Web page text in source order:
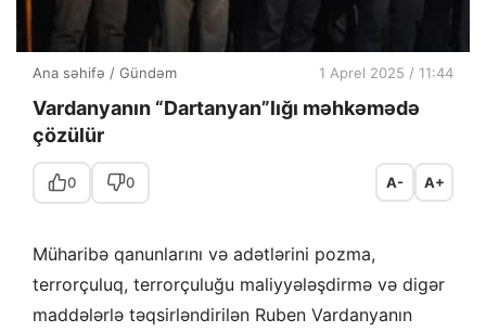
Ana səhifə / Gündəm 1 Aprel 2025 / 11:44
Vardanyanın “Dartanyan”lığı məhkəmədə
çözülür
0 0 A- A+
Müharibə qanunlarını və adətlərini pozma,
terrorçuluq, terrorçuluğu maliyyələşdirmə və digər
maddələrlə təqsirləndirilən Ruben Vardanyanın